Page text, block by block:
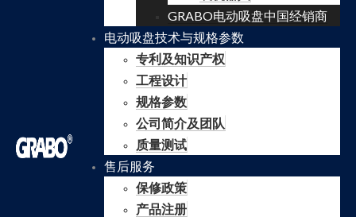
GRABO电动吸盘中国经销商
电动吸盘技术与规格参数
专利及知识产权
工程设计
规格参数
公司简介及团队
质量测试
售后服务
保修政策
产品注册